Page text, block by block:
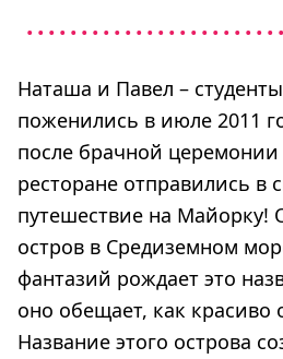
Наташа и Павел –
поженились в июле 2011
после брачной церемонии
ресторане отправились в
путешествие на Майорку!
остров в Средиземном
фантазий рождает это
оно обещает, как красиво
Название этого острова